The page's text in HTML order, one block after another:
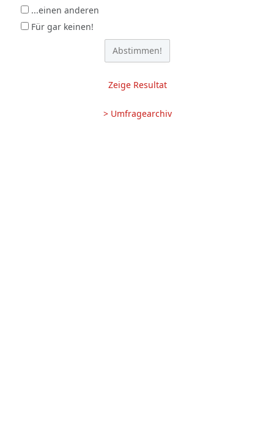
...einen anderen
Für gar keinen!
Zeige Resultat
> Umfragearchiv